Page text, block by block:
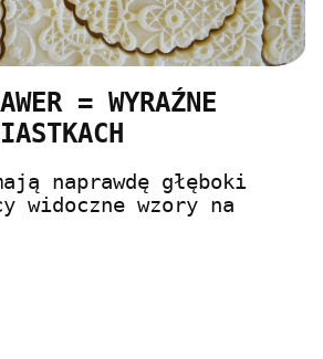
= WYRAŹNE
naprawdę głęboki
widoczne wzory na